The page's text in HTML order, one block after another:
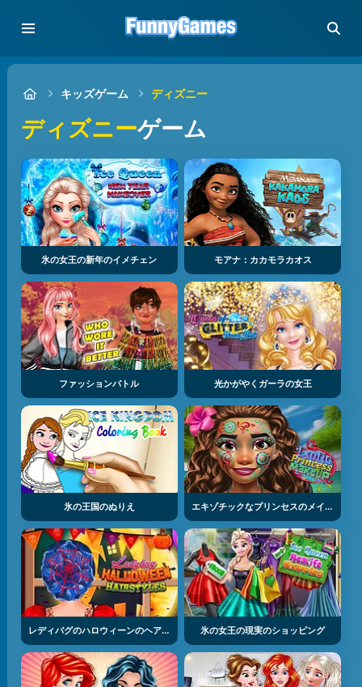
キッズゲーム ディズニー
ディズニーゲーム
氷の女王の新年のイメチェン モアナ：カカモラカオス
ファッションバトル 光かがやくガーラの女王
氷の王国のぬりえ エキゾチックなプリンセスのメイクアップ
レディバグのハロウィーンのヘアースタイル 氷の女王の現実のショッピング